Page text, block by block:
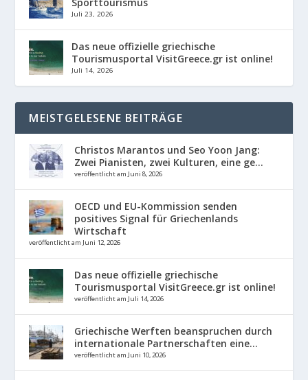
Juli 23, 2026
Das neue offizielle griechische
Tourismusportal VisitGreece.gr ist online!
Juli 14, 2026
MEISTGELESENE BEITRÄGE
Christos Marantos und Seo Yoon Jang:
Zwei Pianisten, zwei Kulturen, eine ge...
veröffentlicht am Juni 8, 2026
OECD und EU-Kommission senden
positives Signal für Griechenlands
Wirtschaft
veröffentlicht am Juni 12, 2026
Das neue offizielle griechische
Tourismusportal VisitGreece.gr ist online!
veröffentlicht am Juli 14, 2026
Griechische Werften beanspruchen durch
internationale Partnerschaften eine...
veröffentlicht am Juni 10, 2026